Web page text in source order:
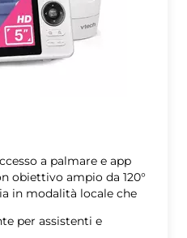
a palmare e app
obiettivo ampio da 120°
in modalità locale che
per assistenti e